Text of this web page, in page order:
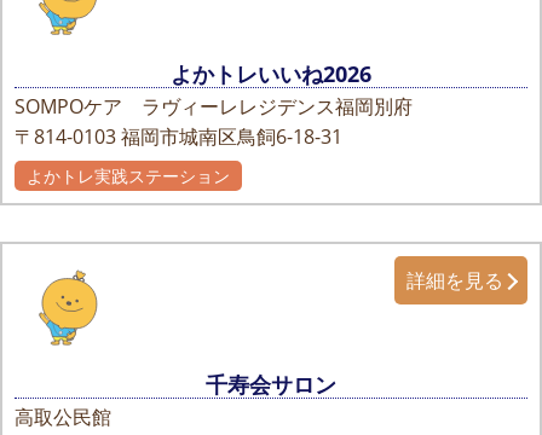
よかトレいいね2026
SOMPOケア ラヴィーレレジデンス福岡別府
〒814-0103福岡市城南区鳥飼6-18-31
よかトレ実践ステーション
千寿会サロン
高取公民館
詳細を見る